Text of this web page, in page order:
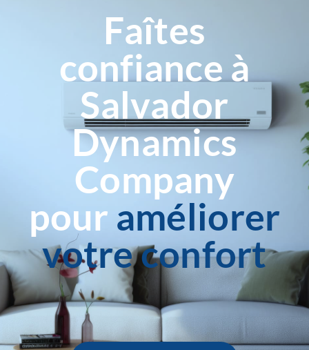
Faîtes
confiance à
Salvador
Dynamics
Company
pour améliorer
votre confort